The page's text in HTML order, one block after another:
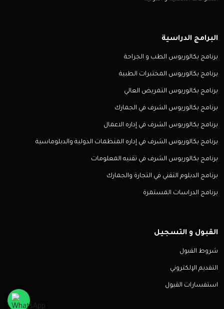
البرامج الدراسية
برنامج بكالوريوس الطب و الجراحة
برنامج بكالوريوس المختبرات الطبية
برنامج بكالوريوس التمريض العالي
برنامج بكالوريوس الشرف في الجمارك
برنامج بكالوريوس الشرف في إداره الاعمال
برنامج بكالوريوس الشرف في إداره المنظمات الدولية والدبلوماسية
برنامج بكالوريوس الشرف في تقنيه المعلومات
برنامج الدبلوم التقني في التجارة والجمارك
برنامج الدراسات المستمرة
القبول و التسجيل
شروط القبول
التقديم الإلكتروني
استفسارات القبول